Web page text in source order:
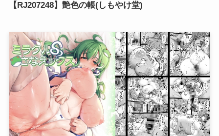
【RJ207248】艶色の帳(しもやけ堂)